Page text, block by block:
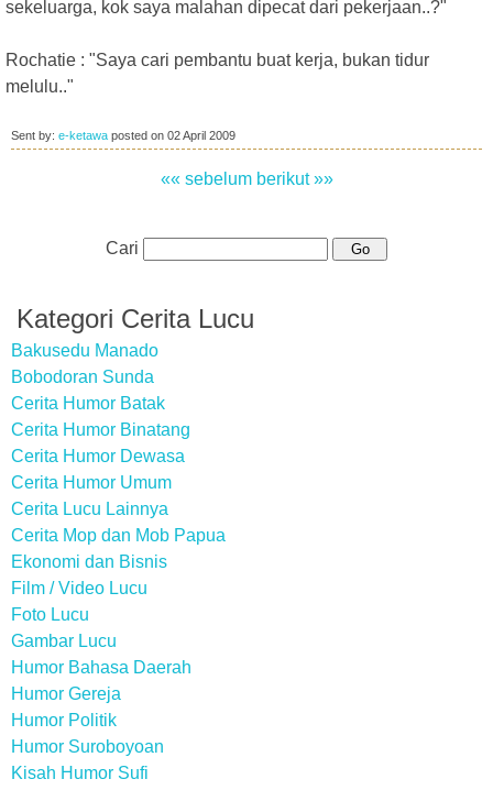
sekeluarga, kok saya malahan dipecat dari pekerjaan..?"
Rochatie : "Saya cari pembantu buat kerja, bukan tidur
melulu.."
Sent by: e-ketawa posted on 02 April 2009
«« sebelum berikut »»
Cari
Kategori Cerita Lucu
Bakusedu Manado
Bobodoran Sunda
Cerita Humor Batak
Cerita Humor Binatang
Cerita Humor Dewasa
Cerita Humor Umum
Cerita Lucu Lainnya
Cerita Mop dan Mob Papua
Ekonomi dan Bisnis
Film / Video Lucu
Foto Lucu
Gambar Lucu
Humor Bahasa Daerah
Humor Gereja
Humor Politik
Humor Suroboyoan
Kisah Humor Sufi